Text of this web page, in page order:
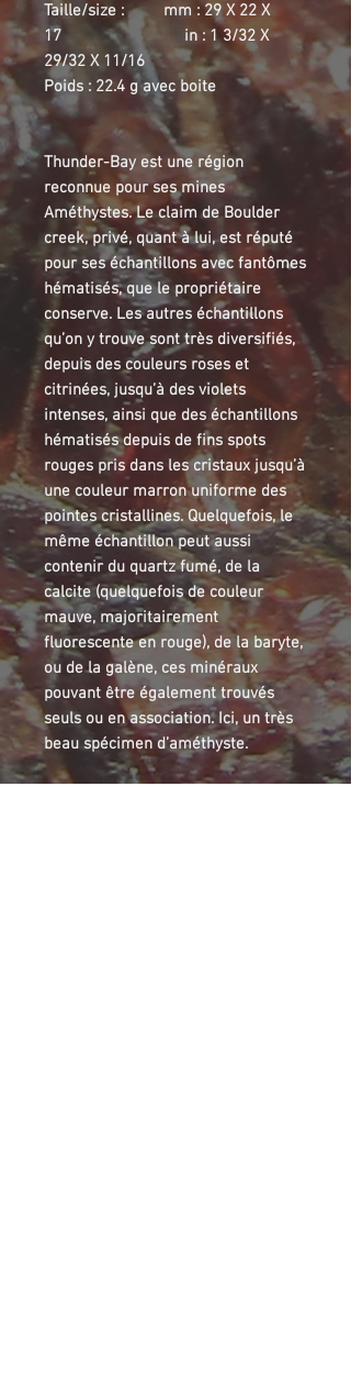
Taille/size : mm : 29 X 22 X
17 in : 1 3/32 X
29/32 X 11/16
Poids : 22.4 g avec boite
Thunder-Bay est une région
reconnue pour ses mines
Améthystes. Le claim de Boulder
creek, privé, quant à lui, est réputé
pour ses échantillons avec fantômes
hématisés, que le propriétaire
conserve. Les autres échantillons
qu’on y trouve sont très diversifiés,
depuis des couleurs roses et
citrinées, jusqu’à des violets
intenses, ainsi que des échantillons
hématisés depuis de fins spots
rouges pris dans les cristaux jusqu’à
une couleur marron uniforme des
pointes cristallines. Quelquefois, le
même échantillon peut aussi
contenir du quartz fumé, de la
calcite (quelquefois de couleur
mauve, majoritairement
fluorescente en rouge), de la baryte,
ou de la galène, ces minéraux
pouvant être également trouvés
seuls ou en association. Ici, un très
beau spécimen d’améthyste.